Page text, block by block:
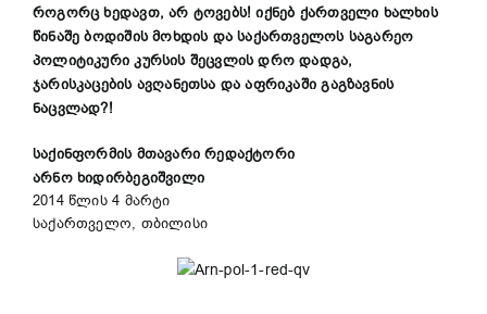
როგორც ხედავთ, არ ტოვებს! იქნებ ქართველი ხალხის
წინაშე ბოდიშის მოხდის და საქართველოს საგარეო
პოლიტიკური კურსის შეცვლის დრო დადგა,
ჯარისკაცების ავღანეთსა და აფრიკაში გაგზავნის
ნაცვლად?!
საქინფორმის მთავარი რედაქტორი
არნო ხიდირბეგიშვილი
2014 წლის 4 მარტი
საქართველო, თბილისი